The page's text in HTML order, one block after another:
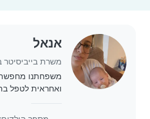
אנאל
משרת בייביסיטר
משפחתנו מחפשת
ואחראית לטפל